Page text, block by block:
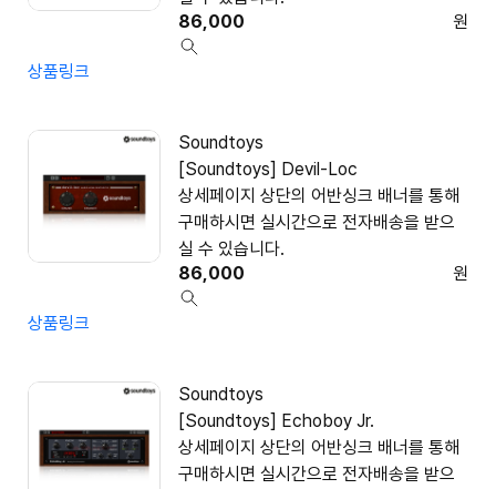
86,000
원
상품링크
Soundtoys
[Soundtoys] Devil-Loc
상세페이지 상단의 어반싱크 배너를 통해
구매하시면 실시간으로 전자배송을 받으
실 수 있습니다.
86,000
원
상품링크
Soundtoys
[Soundtoys] Echoboy Jr.
상세페이지 상단의 어반싱크 배너를 통해
구매하시면 실시간으로 전자배송을 받으